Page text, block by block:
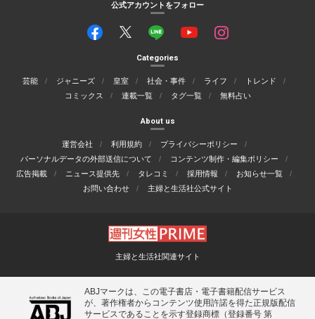
公式アカウントをフォロー
Categories
芸能 ジャニーズ 皇室 社会・事件 ライフ
トレンド
コミックス
連載一覧 タグ一覧 無料占い
About us
運営会社 利用規約
プライバシーポリシー
パーソナルデータの外部送信について
コンテンツ制作・編集ポリシー
広告掲載
ニュース提供先 タレコミ 採用情報
お知らせ一覧
お問い合わせ
主婦と生活社公式サイト
主婦と生活社関連サイト
ABJマークは、この電子書店・電子書籍配信サービス
が、著作権者からコンテンツ使用許諾を得た正規版配信
サービスであることを示す登録商標（登録番号 第